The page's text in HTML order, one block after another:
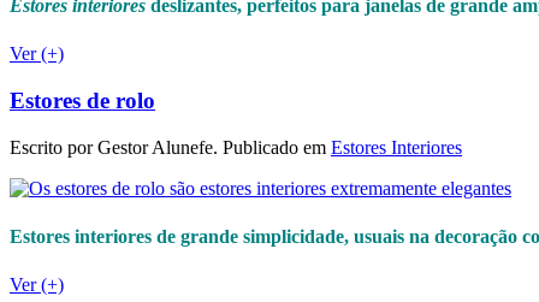
Estores interiores deslizantes, perfeitos para janelas de grande
Ver (+)
Estores de rolo
Escrito por Gestor Alunefe. Publicado em Estores Interiores
Estores interiores de grande simplicidade, usuais na decoração
Ver (+)